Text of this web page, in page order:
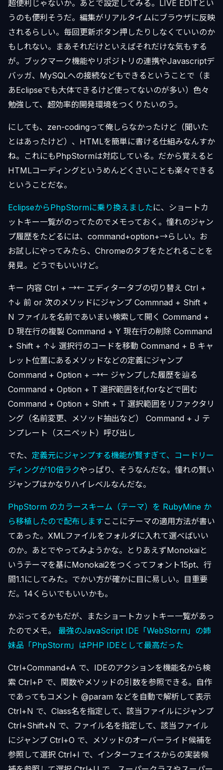
超便利じゃないか。あとで設定してみる。LIVE EDITとい
うのも便利そうだ。編集がリアルタイムにブラウザに反映
されるらしい。毎回更新ボタン押したりしなくていいのか
もしれない。まあそれだけといえばそれだけな気もする
が。ブックマーク機能やリポジトリの連携やJavascriptデ
バッガ、MySQLへの接続などもできるということで（ま
あEclipseでも大体できるけど使ってないのが多い）色々
勉強して、超効率的開発環境をつくりたいのう。
にしても、zen-codingって俺しらなかったけど（聞いた
とはあったけど）、HTMLを簡単に書ける仕組みなんすか
ね。これにもPhpStormは対応している。だから覚えると
HTMLコーディングというめんどくさいことも楽々できる
ということだな。
EclipseからPhpStormに乗り換えましたに、ショートカ
ットキー一覧がのってたのでメモっておく。憧れのジャン
プ履歴をたどるには、command+option+→らしい。お
お試しにやってみたら、Chromeのタブをたどれることを
発見。どうでもいいけど。
キー 内容 Ctrl + →← エディタータブの切り替え Ctrl +
↑↓ 前 or 次のメソッドにジャンプ Commnad + Shift +
N ファイルを名前であいまい検索して開く Command +
D 現在行の複製 Command + Y 現在行の削除 Command
+ Shift + ↑↓ 選択行のコードを移動 Command + B キャ
レット位置にあるメソッドなどの定義にジャンプ
Command + Option + →← ジャンプした履歴を辿る
Command + Option + T 選択範囲をif,forなどで囲む
Command + Option + Shift + T 選択範囲をリファクタリ
ング（名前変更、メソッド抽出など） Command + J テ
ンプレート（スニペット）呼び出し
でた、 定義元にジャンプする機能が賢すぎて、コードリー
ディングが10倍ラクやっぱり、そうなんだな。憧れの賢い
ジャンプはかなりハイレベルなんだな。
PhpStorm のカラースキーム（テーマ）を RubyMine か
ら移植したので配布します ここにテーマの適用方法が書い
てあった。XMLファイルをフォルダに入れて選べばいい
のか。あとでやってみようかな。とりあえずMonokaiと
いうテーマを基にMonokai2をつくってフォント15pt、行
間1.1にしてみた。でかい方が確かに目に易しい。目重要
だ。14くらいでもいいかも。
かぶってるかもだが、またショートカットキー一覧があっ
たのでメモ。 最強のJavaScript IDE「WebStorm」の姉
妹品「PhpStorm」はPHP IDEとして最高だった
Ctrl+Command+A で、IDEのアクションを機能名から検
索 Ctrl+P で、関数やメソッドの引数を参照できる。自作
であってもコメント @param などを自動で解析して表示
Ctrl+N で、Class名を指定して、該当ファイルにジャンプ
Ctrl+Shift+N で、ファイル名を指定して、該当ファイル
にジャンプ Ctrl+O で、メソッドのオーバーライド候補を
参照して選択 Ctrl+I で、インターフェイスからの実装候